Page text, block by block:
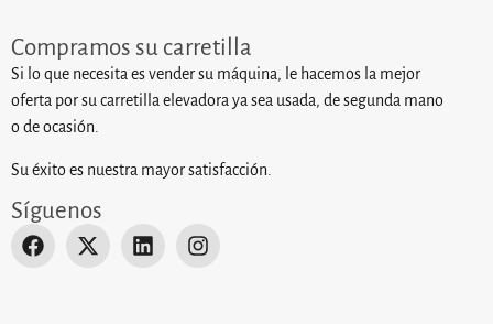
Compramos su carretilla
Si lo que necesita es vender su máquina, le hacemos la mejor
oferta por su carretilla elevadora ya sea usada, de segunda mano
o de ocasión.
Su éxito es nuestra mayor satisfacción.
Síguenos